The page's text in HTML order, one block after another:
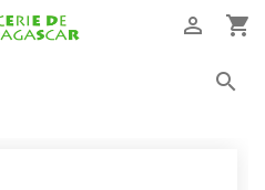


